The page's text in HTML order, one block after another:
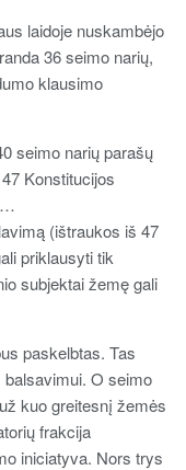
laidoje nuskambėjo
36 seimo narių,
klausimo
seimo narių parašų
Konstitucijos
(ištraukos iš 47
priklausyti tik
subjektai žemę gali
paskelbtas. Tas
O seimo
kuo greitesnį žemės
frakcija
iniciatyva. Nors trys